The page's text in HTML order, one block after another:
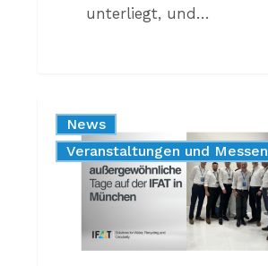
unterliegt, und…
2026:
FREUDE,
News
Unternehmen
Veranstaltungen und Messen